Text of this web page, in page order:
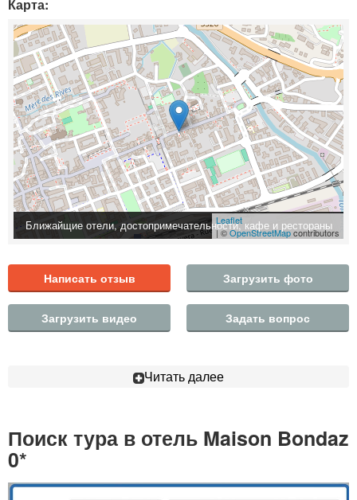
Карта:
Leaflet
| ©OpenStreetMapcontributors
Ближайщие отели, достопримечательности, кафе и рестораны
Написать отзыв Загрузить фото
Загрузить видео Задать вопрос
Читать далее
Поиск тура в отель Maison Bondaz
0*